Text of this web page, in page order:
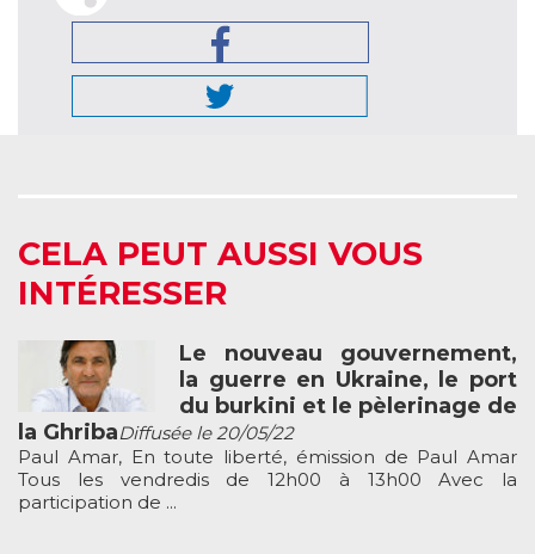
CELA PEUT AUSSI VOUS
INTÉRESSER
Le nouveau gouvernement,
la guerre en Ukraine, le port
du burkini et le pèlerinage de
la GhribaDiffusée le 20/05/22
Paul Amar, En toute liberté, émission de Paul Amar
Tous les vendredis de 12h00 à 13h00 Avec la
participation de ...